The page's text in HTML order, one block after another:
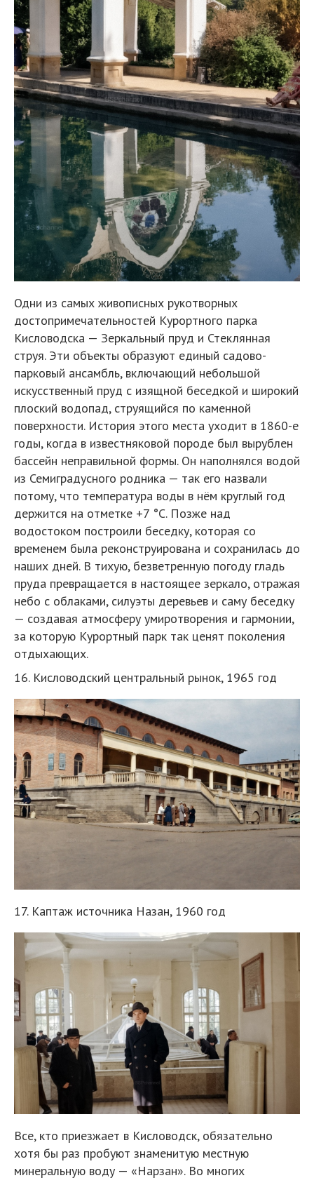
Одни из самых живописных рукотворных
достопримечательностей Курортного парка
Кисловодска — Зеркальный пруд и Стеклянная
струя. Эти объекты образуют единый садово-
парковый ансамбль, включающий небольшой
искусственный пруд с изящной беседкой и широкий
плоский водопад, струящийся по каменной
поверхности. История этого места уходит в 1860-е
годы, когда в известняковой породе был вырублен
бассейн неправильной формы. Он наполнялся водой
из Семиградусного родника — так его назвали
потому, что температура воды в нём круглый год
держится на отметке +7 °C. Позже над
водостоком построили беседку, которая со
временем была реконструирована и сохранилась до
наших дней. В тихую, безветренную погоду гладь
пруда превращается в настоящее зеркало, отражая
небо с облаками, силуэты деревьев и саму беседку
— создавая атмосферу умиротворения и гармонии,
за которую Курортный парк так ценят поколения
отдыхающих.
16. Кисловодский центральный рынок, 1965 год
17. Каптаж источника Назан, 1960 год
Все, кто приезжает в Кисловодск, обязательно
хотя бы раз пробуют знаменитую местную
минеральную воду — «Нарзан». Во многих